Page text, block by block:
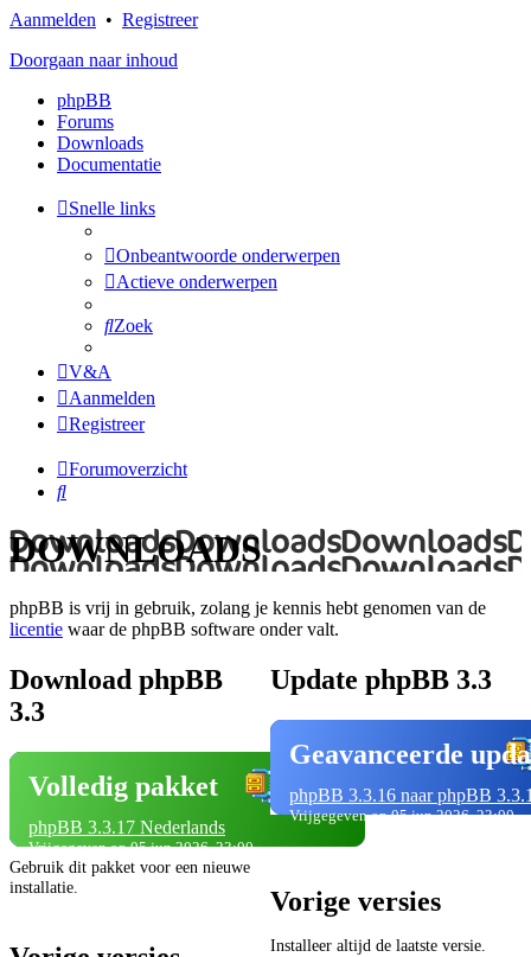
Aanmelden • Registreer
Doorgaan naar inhoud
phpBB
Forums
Downloads
Documentatie
Snelle links
Onbeantwoorde onderwerpen
Actieve onderwerpen
Zoek
V&A
Aanmelden
Registreer
Forumoverzicht
Zoek
DOWNLOADS
phpBB is vrij in gebruik, zolang je kennis hebt genomen van de
licentie waar de phpBB software onder valt.
Download phpBB
3.3
Volledig pakket
phpBB 3.3.17 Nederlands
Vrijgegeven op 05 jun 2026, 23:00
Gebruik dit pakket voor een nieuwe
installatie.
Update phpBB 3.3
Geavanceerde
phpBB 3.3.16 naar phpBB
Vrijgegeven op 05 jun 2026, 23:00
Vorige versies
Installeer altijd de laatste versie.